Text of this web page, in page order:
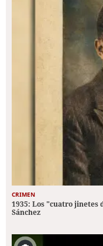
CRIMEN
1935: Los "cuatro jinetes
Sánchez